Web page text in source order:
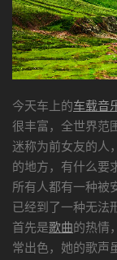
今天车上的车载音
很丰富，全世界范
迷称为前女友的人
的地方，有什么要
所有人都有一种被
已经到了一种无法
首先是歌曲的热情
常出色，她的歌声